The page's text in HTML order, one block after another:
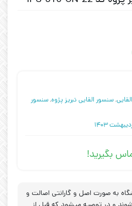
, سنسور القایی تبریز پژوه, سنسور
بگیرید!
به صورت اصل و گارانتی اصالت و